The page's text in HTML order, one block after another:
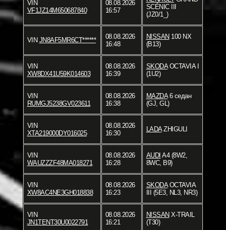
VIN
VF1JZ14M650687840
08.08.2026
16:57
SCÉNIC III
(JZ0/1_)
VIN JN8AF5MR6CT******
08.08.2026
16:48
NISSAN 100 NX
(B13)
VIN
XW8DX41U59K014603
08.08.2026
16:39
SKODAOCTAVIA I
(1U2)
VIN
RUMGJ5238GV023611
08.08.2026
16:38
MAZDA6 седан
(GJ, GL)
VIN
XTA219000DY016025
08.08.2026
16:30
LADAZHIGULI
VIN
WAUZZZF48MA018271
08.08.2026
16:28
AUDI A4 (8W2,
8WC, B9)
VIN
XW8AC4NE3GH018838
08.08.2026
16:23
SKODAOCTAVIA
III (5E3, NL3, NR3)
VIN
JN1TENT30U0022791
08.08.2026
16:21
NISSAN X-TRAIL
(T30)